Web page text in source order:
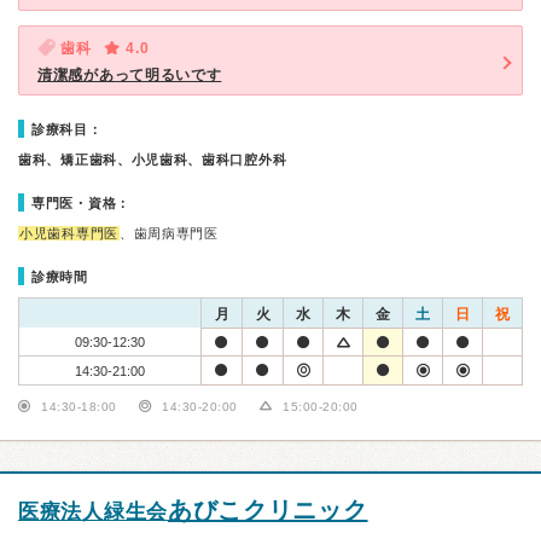
歯科
4.0
清潔感があって明るいです
診療科目：
歯科、矯正歯科、小児歯科、歯科口腔外科
専門医・資格：
小児歯科専門医 、歯周病専門医
診療時間
月 火 水 木 金 土 日 祝
09:30-12:30
14:30-21:00
14:30-18:00 14:30-20:00 15:00-20:00
医療法人緑生会あびこクリニック